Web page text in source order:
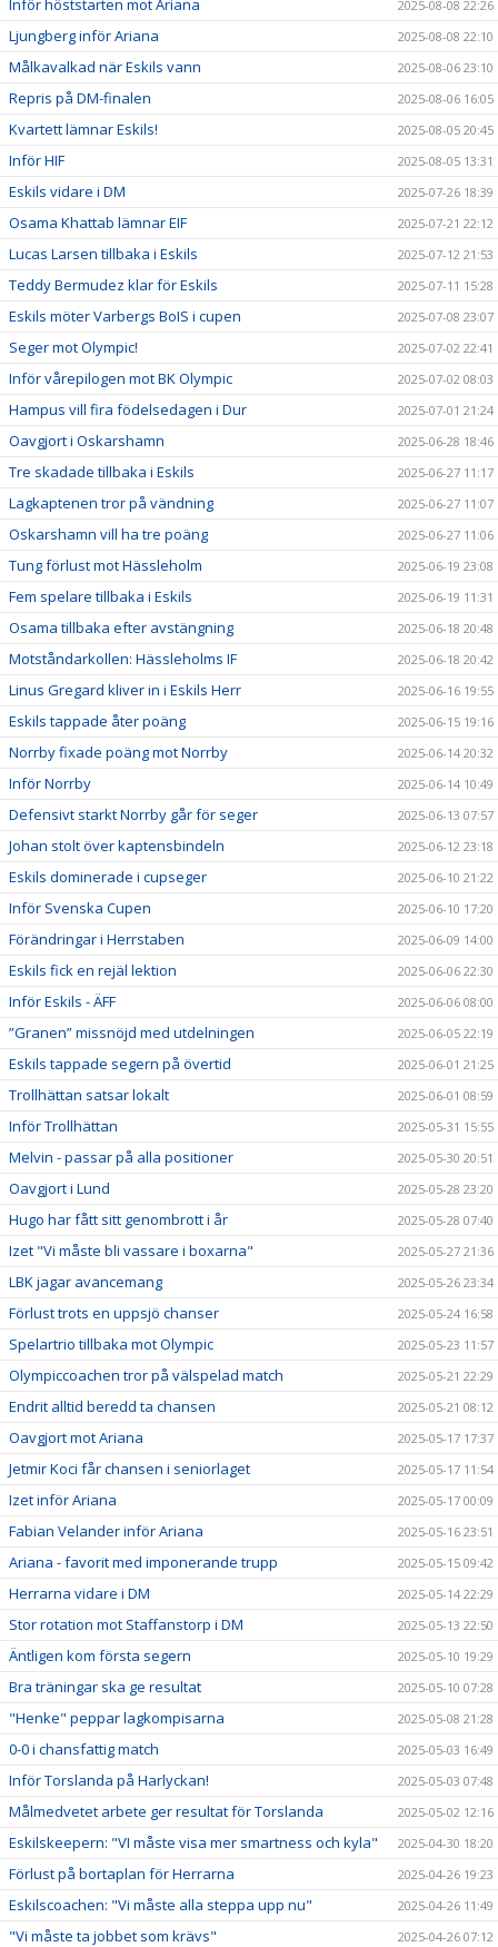
2025-08-08 22:26
Ljungberg inför Ariana 2025-08-08 22:10
Målkavalkad när Eskils vann 2025-08-06 23:10
Repris på DM-finalen 2025-08-06 16:05
Kvartett lämnar Eskils! 2025-08-05 20:45
Inför HIF 2025-08-05 13:31
Eskils vidare i DM 2025-07-26 18:39
Osama Khattab lämnar EIF 2025-07-21 22:12
Lucas Larsen tillbaka i Eskils 2025-07-12 21:53
Teddy Bermudez klar för Eskils 2025-07-11 15:28
Eskils möter Varbergs BoIS i cupen 2025-07-08 23:07
Seger mot Olympic! 2025-07-02 22:41
Inför vårepilogen mot BK Olympic 2025-07-02 08:03
Hampus vill fira födelsedagen i Dur 2025-07-01 21:24
Oavgjort i Oskarshamn 2025-06-28 18:46
Tre skadade tillbaka i Eskils 2025-06-27 11:17
Lagkaptenen tror på vändning 2025-06-27 11:07
Oskarshamn vill ha tre poäng 2025-06-27 11:06
Tung förlust mot Hässleholm 2025-06-19 23:08
Fem spelare tillbaka i Eskils 2025-06-19 11:31
Osama tillbaka efter avstängning 2025-06-18 20:48
Motståndarkollen: Hässleholms IF 2025-06-18 20:42
Linus Gregard kliver in i Eskils Herr 2025-06-16 19:55
Eskils tappade åter poäng 2025-06-15 19:16
Norrby fixade poäng mot Norrby 2025-06-14 20:32
Inför Norrby 2025-06-14 10:49
Defensivt starkt Norrby går för seger 2025-06-13 07:57
Johan stolt över kaptensbindeln 2025-06-12 23:18
Eskils dominerade i cupseger 2025-06-10 21:22
Inför Svenska Cupen 2025-06-10 17:20
Förändringar i Herrstaben 2025-06-09 14:00
Eskils fick en rejäl lektion 2025-06-06 22:30
Inför Eskils - ÄFF 2025-06-06 08:00
”Granen” missnöjd med utdelningen 2025-06-05 22:19
Eskils tappade segern på övertid 2025-06-01 21:25
Trollhättan satsar lokalt 2025-06-01 08:59
Inför Trollhättan 2025-05-31 15:55
Melvin - passar på alla positioner 2025-05-30 20:51
Oavgjort i Lund 2025-05-28 23:20
Hugo har fått sitt genombrott i år 2025-05-28 07:40
Izet "Vi måste bli vassare i boxarna" 2025-05-27 21:36
LBK jagar avancemang 2025-05-26 23:34
Förlust trots en uppsjö chanser 2025-05-24 16:58
Spelartrio tillbaka mot Olympic 2025-05-23 11:57
Olympiccoachen tror på välspelad match 2025-05-21 22:29
Endrit alltid beredd ta chansen 2025-05-21 08:12
Oavgjort mot Ariana 2025-05-17 17:37
Jetmir Koci får chansen i seniorlaget 2025-05-17 11:54
Izet inför Ariana 2025-05-17 00:09
Fabian Velander inför Ariana 2025-05-16 23:51
Ariana - favorit med imponerande trupp 2025-05-15 09:42
Herrarna vidare i DM 2025-05-14 22:29
Stor rotation mot Staffanstorp i DM 2025-05-13 22:50
Äntligen kom första segern 2025-05-10 19:29
Bra träningar ska ge resultat 2025-05-10 07:28
"Henke" peppar lagkompisarna 2025-05-08 21:28
0-0 i chansfattig match 2025-05-03 16:49
Inför Torslanda på Harlyckan! 2025-05-03 07:48
Målmedvetet arbete ger resultat för Torslanda 2025-05-02 12:16
Eskilskeepern: "VI måste visa mer smartness och kyla" 2025-04-30 18:20
Förlust på bortaplan för Herrarna 2025-04-26 19:23
Eskilscoachen: "Vi måste alla steppa upp nu" 2025-04-26 11:49
"Vi måste ta jobbet som krävs" 2025-04-26 07:12